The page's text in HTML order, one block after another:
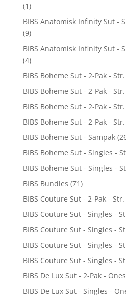
(1)
BIBS Anatomisk Infinity Sut -
(9)
BIBS Anatomisk Infinity Sut -
(4)
BIBS Boheme Sut - 2-Pak - Str.
BIBS Boheme Sut - 2-Pak -
BIBS Boheme Sut - 2-Pak -
BIBS Boheme Sut - 2-Pak -
BIBS Boheme Sut - Sampak
BIBS Boheme Sut - Singles -
BIBS Boheme Sut - Singles -
BIBS Bundles (71)
BIBS Couture Sut - 2-Pak -
BIBS Couture Sut - Singles -
BIBS Couture Sut - Singles -
BIBS Couture Sut - Singles -
BIBS Couture Sut - Singles -
BIBS De Lux Sut - 2-Pak -
BIBS De Lux Sut - Singles -